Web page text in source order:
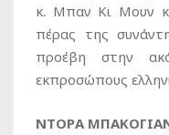
κ. Μπαν Κι Μουν
πέρας της
προέβη στην
εκπροσώπους
ΝΤΟΡΑ